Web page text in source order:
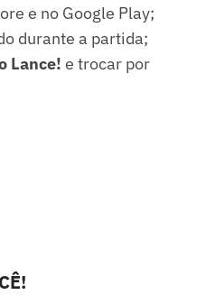
e no Google Play;
durante a partida;
Lance! e trocar por